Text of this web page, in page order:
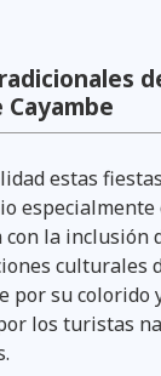
Cayambe
estas
con la inclusión
culturales
por su colorido
los turistas